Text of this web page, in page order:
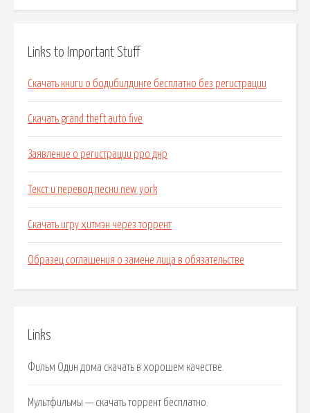
Links to Important Stuff
Скачать книги о бодибилдинге бесплатно без регистрации
Скачать grand theft auto five
Заявление о регистрации рро днр
Текст и перевод песни new york
Скачать игру хитмэн через торрент
Образец соглашения о замене лица в обязательстве
Links
Фильм Один дома скачать в хорошем качестве.
Мультфильмы — скачать торрент бесплатно.